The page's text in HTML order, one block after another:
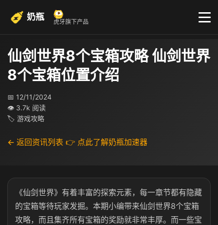
奶瓶 虎牙旗下产品
仙剑世界8个宝箱攻略 仙剑世界
8个宝箱位置介绍
📅 12/11/2024
👁 3.7k 阅读
🏷 游戏攻略
← 返回资讯列表 👉 点此了解奶瓶加速器
《仙剑世界》有着丰富的探索元素，每一章节都有隐藏
的宝箱等待玩家发掘。本期小编带来仙剑世界8个宝箱
攻略，而且集齐所有宝箱的奖励就非常丰厚。而一些宝